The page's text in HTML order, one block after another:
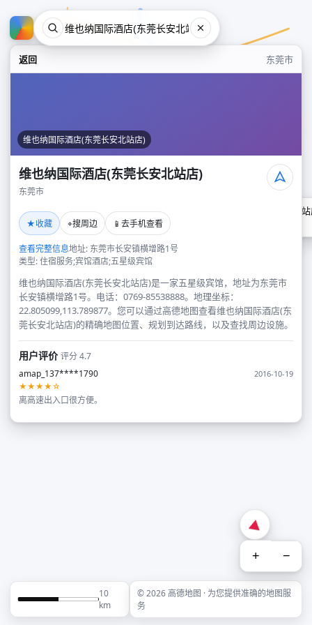
返回 东莞市
维也纳国际酒店(东莞长安北站店)
维也纳国际酒店(东莞长安北站店)
东莞市
★收藏 ⌖搜周边 📱 去手机查看
查看完整信息地址: 东莞市长安镇横增路1号
类型: 住宿服务;宾馆酒店;五星级宾馆
维也纳国际酒店(东莞长安北站店)是一家五星级宾馆，地址为东莞市
长安镇横增路1号。电话：0769-85538888。地理坐标：
22.805099,113.789877。您可以通过高德地图查看维也纳国际酒店(东
莞长安北站店)的精确地图位置、规划到达路线，以及查找周边设施。
用户评价评分 4.7
amap_137****1790
2016-10-19
★★★★☆
离高速出入口很方便。
维也纳国际酒店(东莞长安北
+ −
10
km
© 2026 高德地图 · 为您提供准确的地图服
务